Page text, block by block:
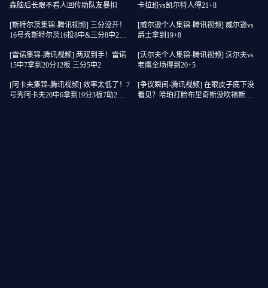
森脑后长眼不看人回传助队友暴扣
卡拉班vs凯尔特人得21+8
[斯特尔茨集锦-腾讯视频] 三分没开！
16号秀斯特尔茨16投8中&三分8中2得
[威尔逊个人集锦-腾讯视频] 威尔逊vs
爵士拿到19+8
[雷诺集锦-腾讯视频] 两双到手！雷诺
15中7拿到20分12板 三分5中2
[沃尔夫个人集锦-腾讯视频] 沃尔夫vs
老鹰全场得到20+5
[阿卡夫集锦-腾讯视频] 效率太低了！7
号秀阿卡夫20中6拿到19分3板7助2断1
[争议瞬间-腾讯视频] 在眼皮子底下没
看见？哈珀打脸布里奇斯没吹福斯特